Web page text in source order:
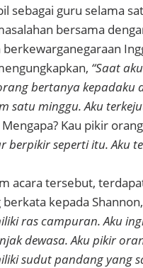
sebagai guru selama
bersama
berkewarganegaraan
“Saat
bertanya
satu minggu. Aku
Kau pikir
berpikir seperti itu. Aku
acara tersebut,
berkata kepada Shannon,
ras campuran. Aku
dewasa. Aku pikir
sudut pandang yang